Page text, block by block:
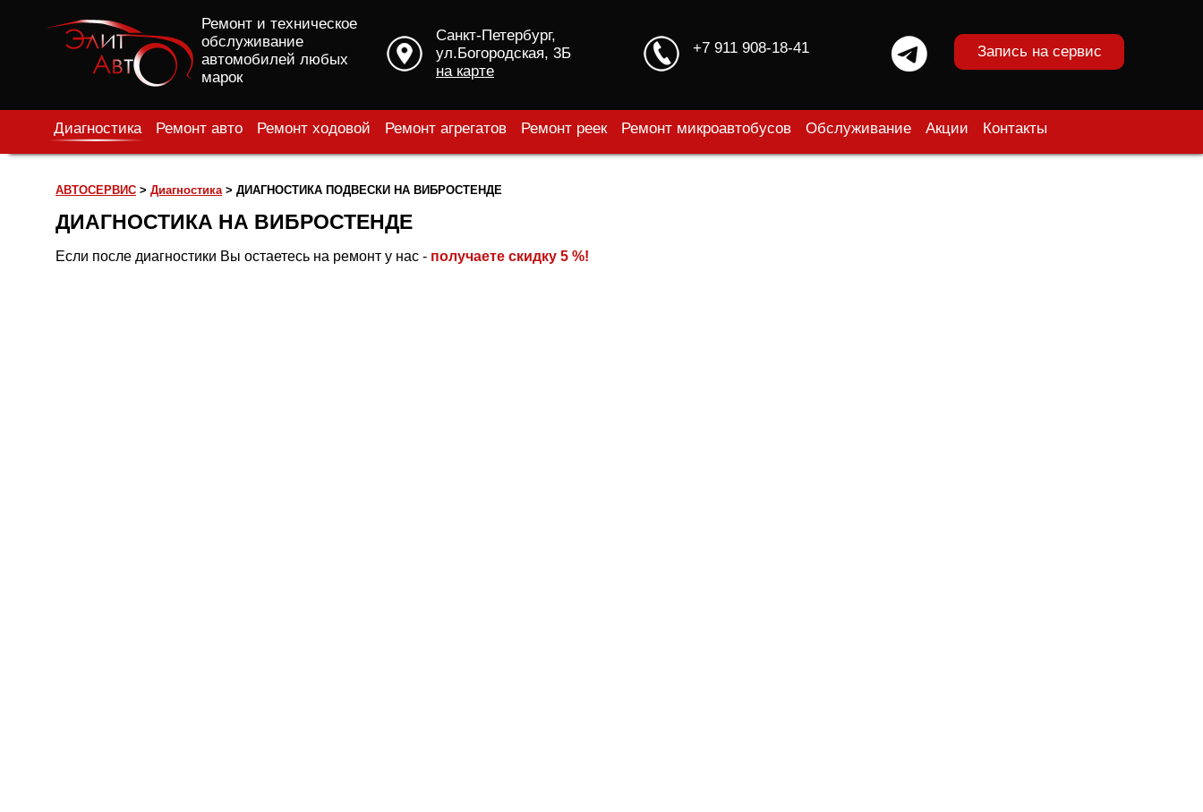
Ремонт и техническое
обслуживание
автомобилей любых
марок
Санкт-Петербург,
ул.Богородская, 3Б
на карте
+7 911 908-18-41 Запись на сервис
Диагностика Ремонт авто Ремонт ходовой Ремонт агрегатов Ремонт реек Ремонт микроавтобусов Обслуживание Акции Контакты
АВТОСЕРВИС > Диагностика> ДИАГНОСТИКА ПОДВЕСКИ НА ВИБРОСТЕНДЕ
ДИАГНОСТИКА НА ВИБРОСТЕНДЕ
Если после диагностики Вы остаетесь на ремонт у нас - получаете скидку 5 %!